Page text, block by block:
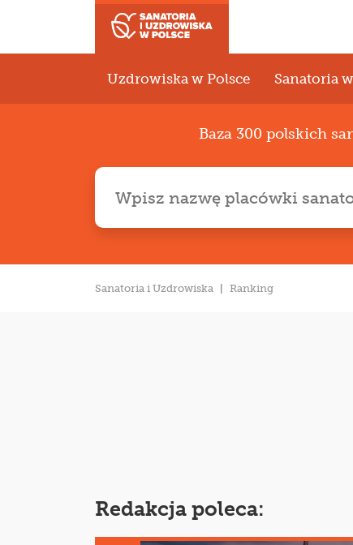
Uzdrowiska w Polsce Sanatoria
Baza 300 polskich
Sanatoria i Uzdrowiska Ranking
Redakcja poleca: